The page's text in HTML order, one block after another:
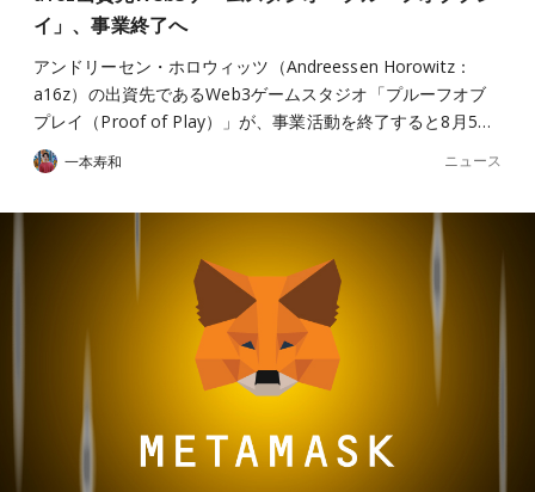
イ」、事業終了へ
アンドリーセン・ホロウィッツ（Andreessen Horowitz：
a16z）の出資先であるWeb3ゲームスタジオ「プルーフオブ
プレイ（Proof of Play）」が、事業活動を終了すると8月5…
一本寿和 ニュース